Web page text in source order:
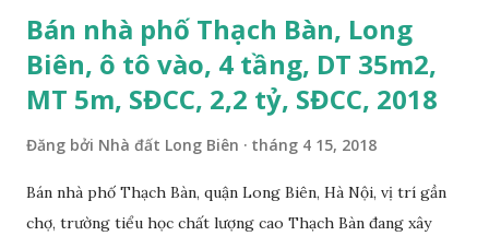
Bán nhà phố Thạch Bàn, Long
Biên, ô tô vào, 4 tầng, DT 35m2,
MT 5m, SĐCC, 2,2 tỷ, SĐCC, 2018
Đăng bởi Nhà đất Long Biên tháng 4 15, 2018
Bán nhà phố Thạch Bàn, quận Long Biên, Hà Nội, vị trí gần
chợ, trường tiểu học chất lượng cao Thạch Bàn đang xây